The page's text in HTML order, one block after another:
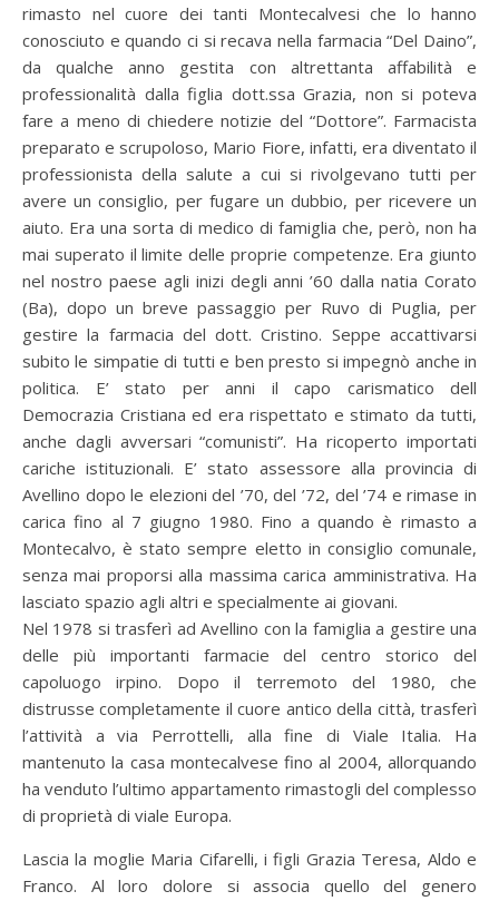
rimasto nel cuore dei tanti Montecalvesi che lo hanno
conosciuto e quando ci si recava nella farmacia “Del Daino”,
da qualche anno gestita con altrettanta affabilità e
professionalità dalla figlia dott.ssa Grazia, non si poteva
fare a meno di chiedere notizie del “Dottore”. Farmacista
preparato e scrupoloso, Mario Fiore, infatti, era diventato il
professionista della salute a cui si rivolgevano tutti per
avere un consiglio, per fugare un dubbio, per ricevere un
aiuto. Era una sorta di medico di famiglia che, però, non ha
mai superato il limite delle proprie competenze. Era giunto
nel nostro paese agli inizi degli anni ’60 dalla natia Corato
(Ba), dopo un breve passaggio per Ruvo di Puglia, per
gestire la farmacia del dott. Cristino. Seppe accattivarsi
subito le simpatie di tutti e ben presto si impegnò anche in
politica. E’ stato per anni il capo carismatico dell
Democrazia Cristiana ed era rispettato e stimato da tutti,
anche dagli avversari “comunisti”. Ha ricoperto importati
cariche istituzionali. E’ stato assessore alla provincia di
Avellino dopo le elezioni del ’70, del ’72, del ’74 e rimase in
carica fino al 7 giugno 1980. Fino a quando è rimasto a
Montecalvo, è stato sempre eletto in consiglio comunale,
senza mai proporsi alla massima carica amministrativa. Ha
lasciato spazio agli altri e specialmente ai giovani.
Nel 1978 si trasferì ad Avellino con la famiglia a gestire una
delle più importanti farmacie del centro storico del
capoluogo irpino. Dopo il terremoto del 1980, che
distrusse completamente il cuore antico della città, trasferì
l’attività a via Perrottelli, alla fine di Viale Italia. Ha
mantenuto la casa montecalvese fino al 2004, allorquando
ha venduto l’ultimo appartamento rimastogli del complesso
di proprietà di viale Europa.
Lascia la moglie Maria Cifarelli, i figli Grazia Teresa, Aldo e
Franco. Al loro dolore si associa quello del genero